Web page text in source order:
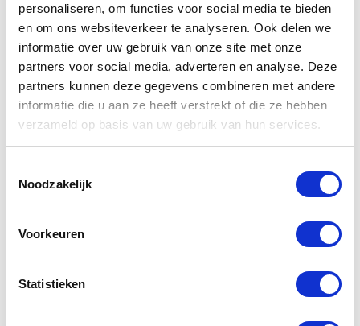
personaliseren, om functies voor social media te bieden
en om ons websiteverkeer te analyseren. Ook delen we
informatie over uw gebruik van onze site met onze
partners voor social media, adverteren en analyse. Deze
partners kunnen deze gegevens combineren met andere
informatie die u aan ze heeft verstrekt of die ze hebben
verzameld op basis van uw gebruik van hun services.
Noodzakelijk
Voorkeuren
Statistieken
Bemiddelaar of (toch)
Commissionair
Read More